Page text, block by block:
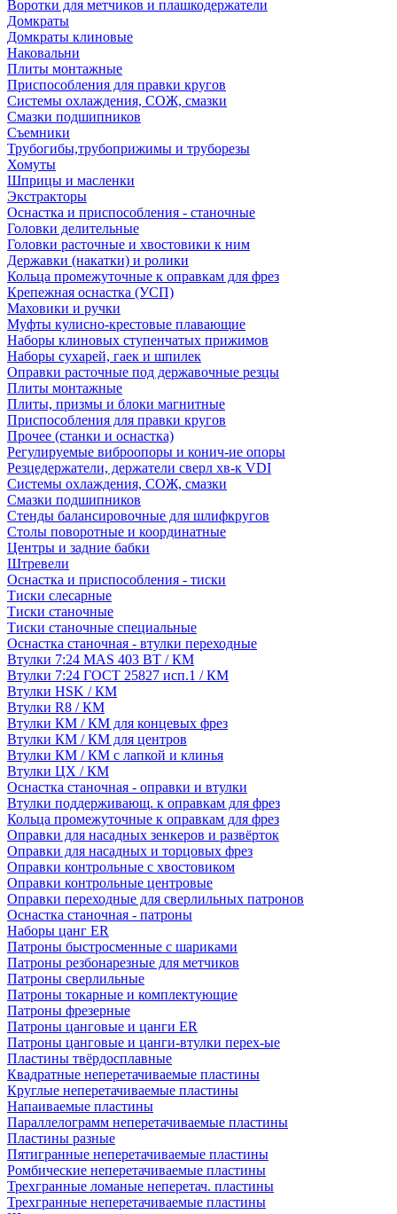
Воротки для метчиков и плашкодержатели
Домкраты
Домкраты клиновые
Наковальни
Плиты монтажные
Приспособления для правки кругов
Системы охлаждения, СОЖ, смазки
Смазки подшипников
Съемники
Трубогибы,трубоприжимы и труборезы
Хомуты
Шприцы и масленки
Экстракторы
Оснастка и приспособления - станочные
Головки делительные
Головки расточные и хвостовики к ним
Державки (накатки) и ролики
Кольца промежуточные к оправкам для фрез
Крепежная оснастка (УСП)
Маховики и ручки
Муфты кулисно-крестовые плавающие
Наборы клиновых ступенчатых прижимов
Наборы сухарей, гаек и шпилек
Оправки расточные под державочные резцы
Плиты монтажные
Плиты, призмы и блоки магнитные
Приспособления для правки кругов
Прочее (станки и оснастка)
Регулируемые виброопоры и конич-ие опоры
Резцедержатели, держатели сверл хв-к VDI
Системы охлаждения, СОЖ, смазки
Смазки подшипников
Стенды балансировочные для шлифкругов
Столы поворотные и координатные
Центры и задние бабки
Штревели
Оснастка и приспособления - тиски
Тиски слесарные
Тиски станочные
Тиски станочные специальные
Оснастка станочная - втулки переходные
Втулки 7:24 MAS 403 BT / КМ
Втулки 7:24 ГОСТ 25827 исп.1 / КМ
Втулки HSK / КМ
Втулки R8 / КМ
Втулки КМ / КМ для концевых фрез
Втулки КМ / КМ для центров
Втулки КМ / КМ с лапкой и клинья
Втулки ЦХ / КМ
Оснастка станочная - оправки и втулки
Втулки поддерживающ. к оправкам для фрез
Кольца промежуточные к оправкам для фрез
Оправки для насадных зенкеров и развёрток
Оправки для насадных и торцовых фрез
Оправки контрольные с хвостовиком
Оправки контрольные центровые
Оправки переходные для сверлильных патронов
Оснастка станочная - патроны
Наборы цанг ER
Патроны быстросменные с шариками
Патроны резбонарезные для метчиков
Патроны сверлильные
Патроны токарные и комплектующие
Патроны фрезерные
Патроны цанговые и цанги ER
Патроны цанговые и цанги-втулки перех-ые
Пластины твёрдосплавные
Квадратные неперетачиваемые пластины
Круглые неперетачиваемые пластины
Напаиваемые пластины
Параллелограмм неперетачиваемые пластины
Пластины разные
Пятигранные неперетачиваемые пластины
Ромбические неперетачиваемые пластины
Трехгранные ломаные неперетач. пластины
Трехгранные неперетачиваемые пластины